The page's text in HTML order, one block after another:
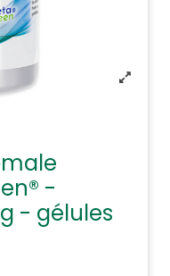
-
- gélules